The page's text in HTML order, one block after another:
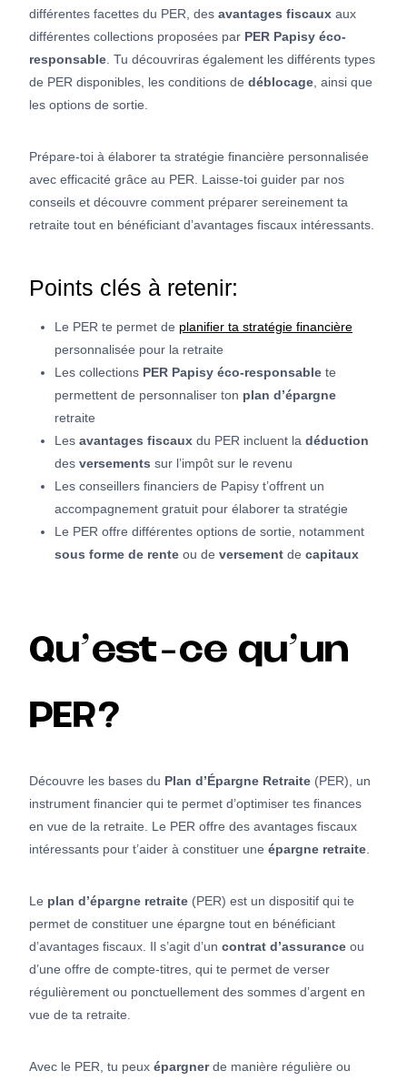
différentes facettes du PER, des avantages fiscaux aux
différentes collections proposées par PER Papisy éco-
responsable . Tu découvriras également les différents types
de PER disponibles, les conditions de déblocage , ainsi que
les options de sortie.
Prépare-toi à élaborer ta stratégie financière personnalisée
avec efficacité grâce au PER. Laisse-toi guider par nos
conseils et découvre comment préparer sereinement ta
retraite tout en bénéficiant d’avantages fiscaux intéressants.
Points clés à retenir:
Le PER te permet de planifier ta stratégie financière
personnalisée pour la retraite
Les collections PER Papisy éco-responsable te
permettent de personnaliser ton plan d’épargne
retraite
Les avantages fiscaux du PER incluent la déduction
des versements sur l’impôt sur le revenu
Les conseillers financiers de Papisy t’offrent un
accompagnement gratuit pour élaborer ta stratégie
Le PER offre différentes options de sortie, notamment
sous forme de rente ou de versement de capitaux
Qu’est-ce qu’un
PER?
Découvre les bases du Plan d’Épargne Retraite (PER), un
instrument financier qui te permet d’optimiser tes finances
en vue de la retraite. Le PER offre des avantages fiscaux
intéressants pour t’aider à constituer une épargne retraite
Le plan d’épargne retraite (PER) est un dispositif qui te
permet de constituer une épargne tout en bénéficiant
d’avantages fiscaux. Il s’agit d’un contrat d’assurance ou
d’une offre de compte-titres, qui te permet de verser
régulièrement ou ponctuellement des sommes d’argent en
vue de ta retraite.
Avec le PER, tu peux épargnerde manière régulière ou